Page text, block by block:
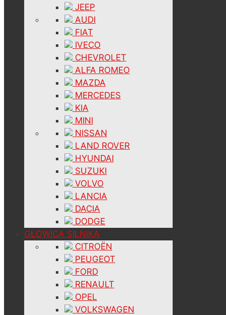
JEEP
AUDI
FIAT
IVECO
CHEVROLET
ALFA ROMEO
MAZDA
MERCEDES
KIA
MINI
NISSAN
LAND ROVER
HYUNDAI
SUZUKI
VOLVO
LANCIA
DACIA
DODGE
GŁOWICA SILNIKA
CITROËN
PEUGEOT
FORD
RENAULT
OPEL
VOLKSWAGEN